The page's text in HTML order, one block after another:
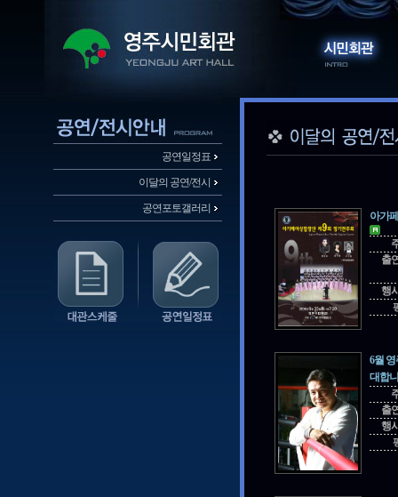
공연일정표
이달의 공연/전시
공연포토갤러리
아가
출
행
6월
대합
출
행